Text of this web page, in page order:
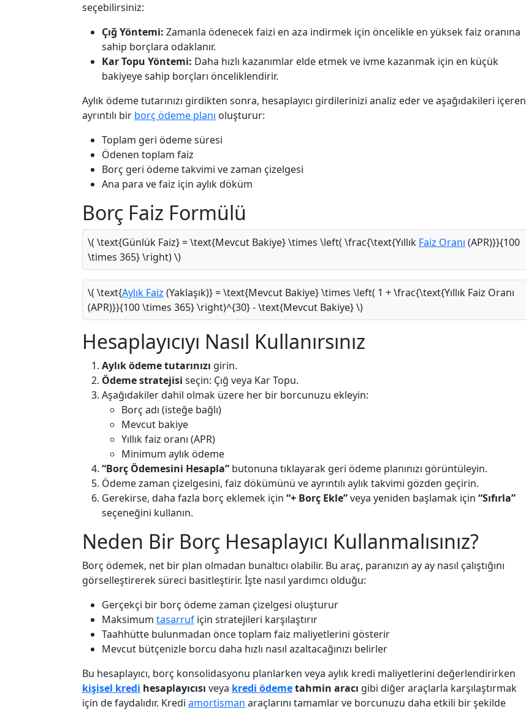
seçebilirsiniz:
Çığ Yöntemi: Zamanla ödenecek faizi en aza indirmek için öncelikle en yüksek faiz oranına
sahip borçlara odaklanır.
Kar Topu Yöntemi: Daha hızlı kazanımlar elde etmek ve ivme kazanmak için en küçük
bakiyeye sahip borçları önceliklendirir.
Aylık ödeme tutarınızı girdikten sonra, hesaplayıcı girdilerinizi analiz eder ve aşağıdakileri içeren
ayrıntılı bir borç ödeme planı oluşturur:
Toplam geri ödeme süresi
Ödenen toplam faiz
Borç geri ödeme takvimi ve zaman çizelgesi
Ana para ve faiz için aylık döküm
Borç Faiz Formülü
\( \text{Günlük Faiz} = \text{Mevcut Bakiye} \times \left( \frac{\text{Yıllık Faiz Oranı (APR)}}{100
\times 365} \right) \)
\( \text{Aylık Faiz (Yaklaşık)} = \text{Mevcut Bakiye} \times \left( 1 + \frac{\text{Yıllık Faiz Oranı
(APR)}}{100 \times 365} \right)^{30} - \text{Mevcut Bakiye} \)
Hesaplayıcıyı Nasıl Kullanırsınız
Aylık ödeme tutarınızı girin.
Ödeme stratejisi seçin: Çığ veya Kar Topu.
Aşağıdakiler dahil olmak üzere her bir borcunuzu ekleyin:
Borç adı (isteğe bağlı)
Mevcut bakiye
Yıllık faiz oranı (APR)
Minimum aylık ödeme
“Borç Ödemesini Hesapla” butonuna tıklayarak geri ödeme planınızı görüntüleyin.
Ödeme zaman çizelgesini, faiz dökümünü ve ayrıntılı aylık takvimi gözden geçirin.
Gerekirse, daha fazla borç eklemek için “+ Borç Ekle”veya yeniden başlamak için “Sıfırla”
seçeneğini kullanın.
Neden Bir Borç Hesaplayıcı Kullanmalısınız?
Borç ödemek, net bir plan olmadan bunaltıcı olabilir. Bu araç, paranızın ay ay nasıl çalıştığını
görselleştirerek süreci basitleştirir. İşte nasıl yardımcı olduğu:
Gerçekçi bir borç ödeme zaman çizelgesi oluşturur
Maksimum tasarruf için stratejileri karşılaştırır
Taahhütte bulunmadan önce toplam faiz maliyetlerini gösterir
Mevcut bütçenizle borcu daha hızlı nasıl azaltacağınızı belirler
Bu hesaplayıcı, borç konsolidasyonu planlarken veya aylık kredi maliyetlerini değerlendirirken
kişisel kredi hesaplayıcısı veya kredi ödemetahmin aracı gibi diğer araçlarla karşılaştırmak
için de faydalıdır. Kredi amortisman araçlarını tamamlar ve borcunuzu daha etkili bir şekilde